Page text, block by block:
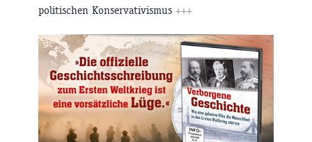
politischen Konservativismus +++